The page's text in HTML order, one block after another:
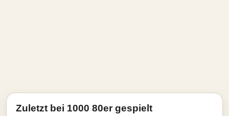
Zuletzt bei 1000 80er gespielt